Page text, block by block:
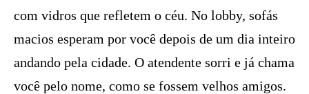
com vidros que refletem o céu. No lobby, sofás
macios esperam por você depois de um dia inteiro
andando pela cidade. O atendente sorri e já chama
você pelo nome, como se fossem velhos amigos.